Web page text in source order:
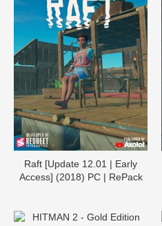
Raft [Update 12.01 | Early
Access] (2018) PC | RePack